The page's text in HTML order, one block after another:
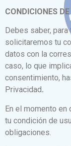
CONDICIONES
Debes saber,
solicitaremos tu
datos con la
caso, lo que
consentimiento,
Privacidad.
En el momento
tu condición de
obligaciones.